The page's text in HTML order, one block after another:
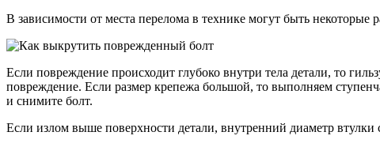
В зависимости от места перелома в технике могут быть некоторые
Если повреждение происходит глубоко внутри тела детали, то
повреждение. Если размер крепежа большой, то выполняем
и снимите болт.
Если излом выше поверхности детали, внутренний диаметр